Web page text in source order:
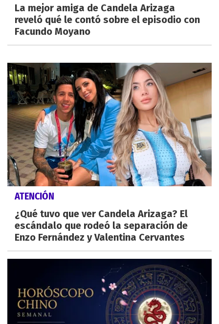
La mejor amiga de Candela Arizaga
reveló qué le contó sobre el episodio con
Facundo Moyano
ATENCIÓN
¿Qué tuvo que ver Candela Arizaga? El
escándalo que rodeó la separación de
Enzo Fernández y Valentina Cervantes